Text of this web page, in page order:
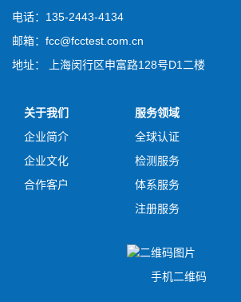
电话：135-2443-4134
邮箱：fcc@fcctest.com.cn
地址： 上海闵行区申富路128号D1二楼
关于我们
企业简介
企业文化
合作客户
服务领域
全球认证
检测服务
体系服务
注册服务
手机二维码